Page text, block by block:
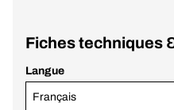
Fiches techniques
Langue
Français